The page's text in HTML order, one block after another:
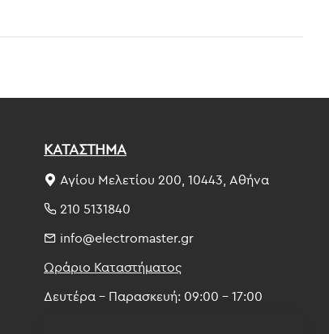
ΚΑΤΑΣΤΗΜΑ
Αγίου Μελετίου 200, 10443, Αθήνα
210 5131840
info@electromaster.gr
Ωράριο Καταστήματος
Δευτέρα - Παρασκευή: 09:00 - 17:00